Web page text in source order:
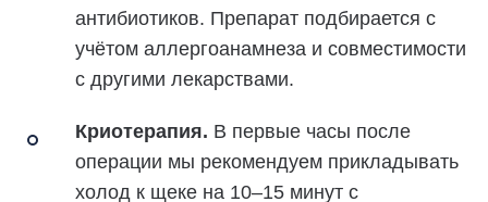
антибиотиков. Препарат подбирается с
учётом аллергоанамнеза и совместимости
с другими лекарствами.
Криотерапия. В первые часы после
операции мы рекомендуем прикладывать
холод к щеке на 10–15 минут с